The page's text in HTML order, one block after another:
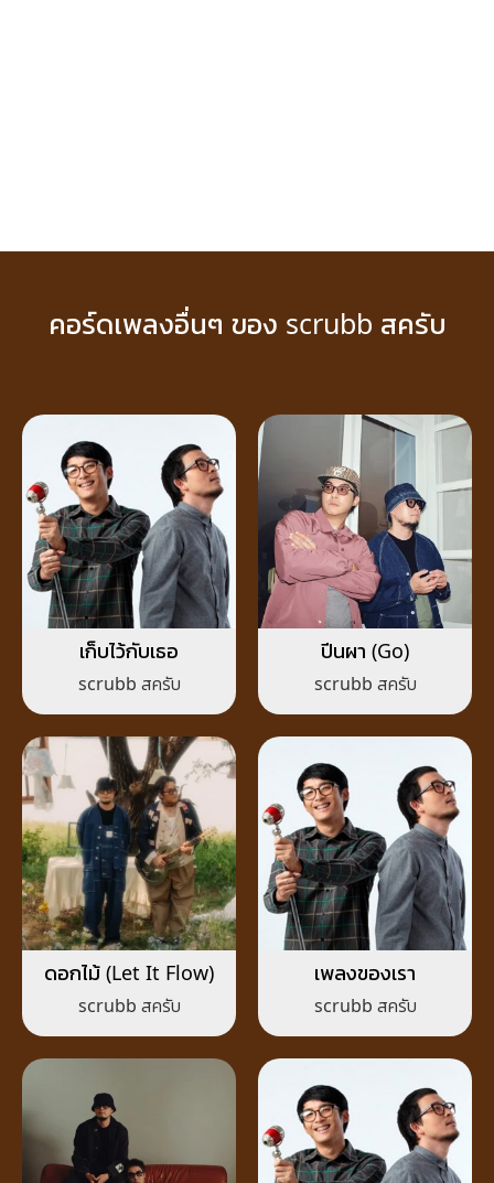
คอร์ดเพลงอื่นๆ ของ scrubb สครับ
เก็บไว้กับเธอ
scrubb สครับ
ปีนผา (Go)
scrubb สครับ
ดอกไม้ (Let It Flow)
scrubb สครับ
เพลงของเรา
scrubb สครับ